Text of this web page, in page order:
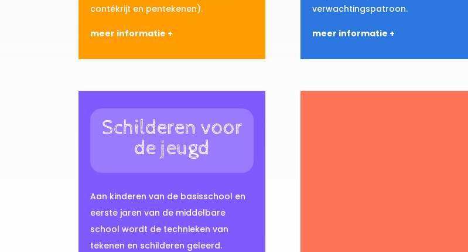
contékrijt en pentekenen).
meer informatie +
verwachtingspatroon.
meer informatie +
Schilderen voor
de jeugd
Aan kinderen van de basisschool en
eerste jaren van de middelbare
school wordt de technieken van
tekenen en schilderen geleerd.